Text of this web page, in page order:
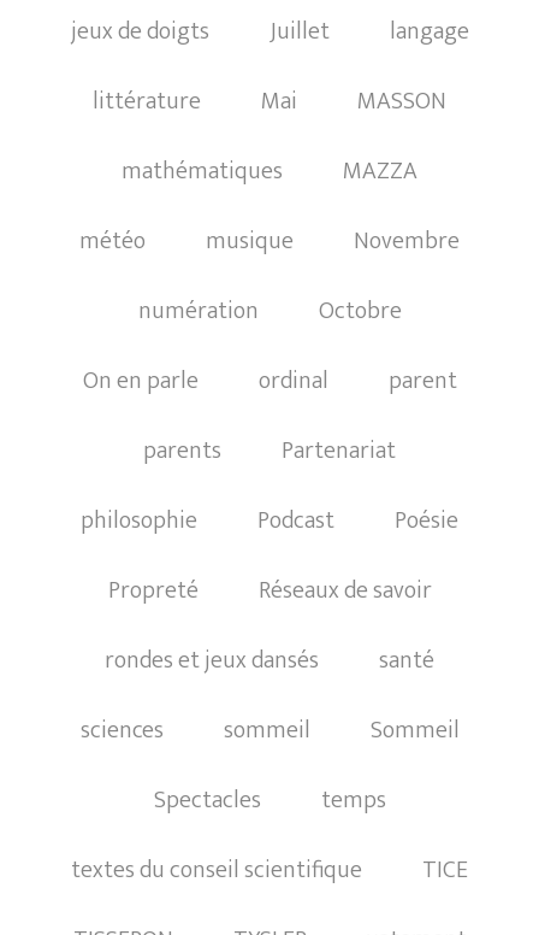
jeux de doigts Juillet
langage
littérature
Mai
MASSON
mathématiques
MAZZA
météo
musique
Novembre
numération
Octobre
On en parle
ordinal
parent
parents
Partenariat
philosophie
Podcast
Poésie
Propreté
Réseaux de savoir
rondes et jeux dansés
santé
sciences
sommeil
Sommeil
Spectacles
temps
textes du conseil scientifique
TICE